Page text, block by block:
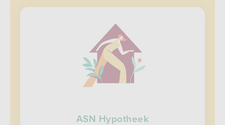
ASN Hypotheek